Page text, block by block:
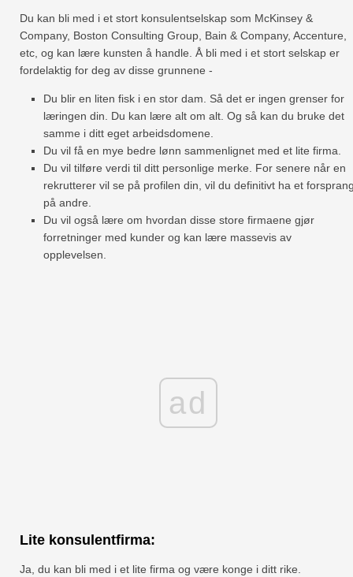
Du kan bli med i et stort konsulentselskap som McKinsey &
Company, Boston Consulting Group, Bain & Company, Accenture,
etc, og kan lære kunsten å handle. Å bli med i et stort selskap er
fordelaktig for deg av disse grunnene -
Du blir en liten fisk i en stor dam. Så det er ingen grenser for
læringen din. Du kan lære alt om alt. Og så kan du bruke det
samme i ditt eget arbeidsdomene.
Du vil få en mye bedre lønn sammenlignet med et lite firma.
Du vil tilføre verdi til ditt personlige merke. For senere når en
rekrutterer vil se på profilen din, vil du definitivt ha et
på andre.
Du vil også lære om hvordan disse store firmaene gjør
forretninger med kunder og kan lære massevis av
opplevelsen.
ad
Lite konsulentfirma:
Ja, du kan bli med i et lite firma og være konge i ditt rike.